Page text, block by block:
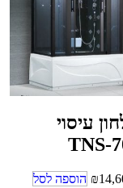
עיסוי
TNS-
₪ הוספה לסל